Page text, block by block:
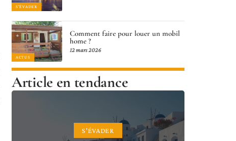
S'ÉVADER
ACTUS
Comment faire pour louer un mobil
home ?
12 mars 2026
Article en tendance
S'ÉVADER